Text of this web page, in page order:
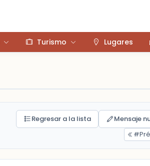
Turismo Lugares
Regresar a la lista Mensaje